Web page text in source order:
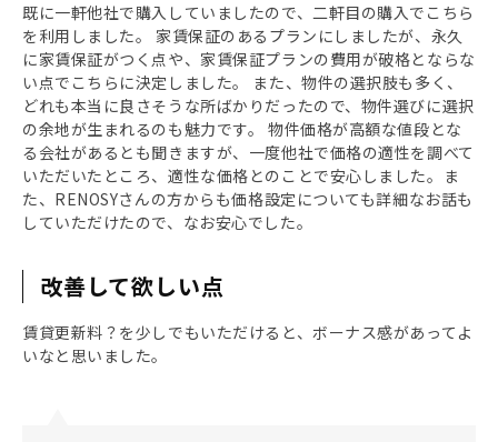
既に一軒他社で購入していましたので、二軒目の購入でこちら
を利用しました。 家賃保証のあるプランにしましたが、永久
に家賃保証がつく点や、家賃保証プランの費用が破格とならな
い点でこちらに決定しました。 また、物件の選択肢も多く、
どれも本当に良さそうな所ばかりだったので、物件選びに選択
の余地が生まれるのも魅力です。 物件価格が高額な値段とな
る会社があるとも聞きますが、一度他社で価格の適性を調べて
いただいたところ、適性な価格とのことで安心しました。ま
た、RENOSYさんの方からも価格設定についても詳細なお話も
していただけたので、なお安心でした。
改善して欲しい点
賃貸更新料？を少しでもいただけると、ボーナス感があってよ
いなと思いました。